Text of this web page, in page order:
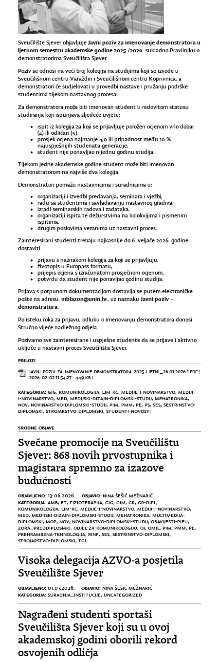
Sveučilište Sjever objavljuje Javni poziv za imenovanje demonstratora u
ljetnom semestru akademske godine 2025./2026. sukladno Pravilniku o
demonstratorima Sveučilišta Sjever.
Poziv se odnosi na veći broj kolegija na studijima koji se izvode u
Sveučilišnom centru Varaždin i Sveučilišnom centru Koprivnica, a
demonstratori će sudjelovati u provedbi nastave i pružanju podrške
studentima tijekom nastavnog procesa.
Za demonstratora može biti imenovan student u redovitom statusu
studiranja koji ispunjava sljedeće uvjete:
ispit iz kolegija za koji se prijavljuje položen ocjenom vrlo dobar
(4) ili odličan (5),
prosjek ocjena najmanje 4,0 ili pripadnost među 10 %
najuspješnijih studenata generacije,
student nije ponavljao nijednu godinu studija.
Tijekom jedne akademske godine student može biti imenovan
demonstratorom na najviše dva kolegija.
Demonstratori pomažu nastavnicima i suradnicima u:
organizaciji i izvedbi predavanja, seminara i vježbi,
radu sa studentima i savladavanju nastavnog gradiva,
izradi seminarskih radova i zadataka,
organizaciji ispita te dežurstvima na kolokvijima i pismenim
ispitima,
drugim poslovima vezanima uz nastavni proces.
Zainteresirani studenti trebaju najkasnije do 6. veljače 2026. godine
dostaviti:
prijavu s naznakom kolegija za koji se prijavljuju,
životopis u Europass formatu,
prijepis ocjena s izračunatom prosječnom ocjenom,
potvrdu da student nije ponavljao godinu studija.
Prijava s potpunom dokumentacijom dostavlja se putem elektroničke
pošte na adresu: mblazon@unin.hr, uz naznaku Javni poziv –
demonstratura.
Po isteku roka za prijavu, odluku o imenovanju demonstratora donosi
Stručno vijeće nadležnog odjela.
Pozivamo sve zainteresirane i uspješne studente da se prijave i aktivno
uključe u nastavni proces Sveučilišta Sjever.
PRILOZI
JAVNI-POZIV-ZA-IMENOVANJE-DEMONSTRATORA-2025-LJETNI_26.01.2026.1.PDF(
2026-02-02 11:54:27 - 449 KB )
KATEGORIJA: GIG, KOMUNIKOLOGIJA, LIM-KC, MEDIJE-I-NOVINARSTVO, MEDIJI-
I-NOVINARSTVO, MED, MEDIJSKI-DIZAJN-DIPLOMSKI-STUDIJ, MEHATRONIKA,
NOV, NOVINARSTVO-DIPLOMSKI-STUDIJ, PIM, PMM, PE, PS, SES, SESTRINSTVO-
DIPLOMSKI, STROJARSTVO-DIPLOMSKI, STUDENTI-NOVOSTI
SRODNE OBJAVE
Svečane promocije na Sveučilištu
Sjever: 868 novih prvostupnika i
magistara spremno za izazove
budućnosti
OBJAVLJENO: 13.06.2026. OBJAVIO: NINA ŠEŠIĆ MEŽNARIĆ
KATEGORIJA: AMB, ET, FIZIOTERAPIJA, GIG, GIM, GR, GR-DIPL,
KOMUNIKOLOGIJA, LIM-KC, MEDIJE-I-NOVINARSTVO, MEDIJI-I-NOVINARSTVO,
MED, MEDIJSKI-DIZAJN-DIPLOMSKI-STUDIJ, MEHATRONIKA, MULTIMEDIJA-
DIPLOMSKI, MOP, NOV, NOVINARSTVO-DIPLOMSKI-STUDIJ, OBAVIJESTI-PIEU,
ZORA_PREDDIPLOSMKI, ODJEL-ZA-KOMUNIKOLOGIJU, OJ, OMIL, PIM, PMM, PE,
PREHRAMBENA-TEHNOLOGIJA, RINF, SES, SESTRINSTVO-DIPLOMSKI,
STROJARSTVO-DIPLOMSKI, TGL
Visoka delegacija AZVO-a posjetila
Sveučilište Sjever
OBJAVLJENO: 01.07.2026. OBJAVIO: NINA ŠEŠIĆ MEŽNARIĆ
KATEGORIJA: SURADNJA_INSTITUCIJE, UNCATEGORIZED
Nagrađeni studenti sportaši
Sveučilišta Sjever koji su u ovoj
akademskoj godini oborili rekord
osvojenih odličja